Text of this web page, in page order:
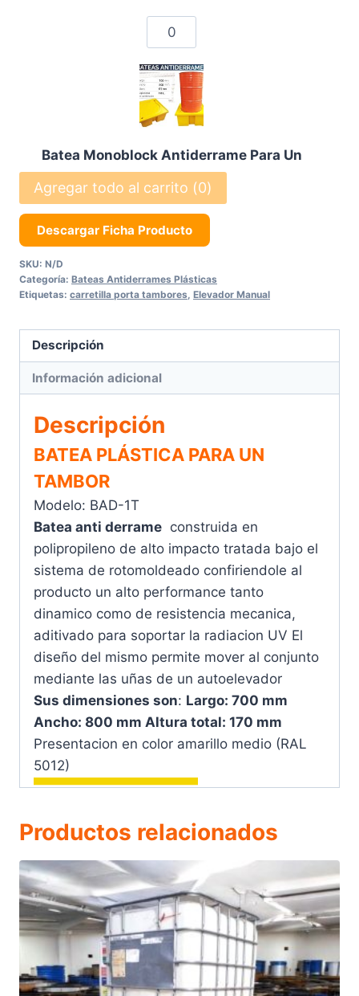
Batea
Monoblock
Antiderrame
Para
Un
cantidad
Batea Monoblock Antiderrame Para Un
Tambor – 380 mm
Batea
Antiderrame
Para
cantidad
Agregar todo al carrito (0)
Descargar Ficha Producto
SKU: N/D
Categoría: Bateas Antiderrames Plásticas
Etiquetas: carretilla porta tambores Elevador Manual
Descripción
Información adicional
Descripción
BATEA PLÁSTICA PARA UN
TAMBOR
Modelo: BAD-1T
Batea anti derrame construida en
polipropileno de alto impacto tratada bajo el
sistema de rotomoldeado confiriendole al
producto un alto performance tanto
dinamico como de resistencia mecanica,
aditivado para soportar la radiacion UV El
diseño del mismo permite mover al conjunto
mediante las uñas de un autoelevador
Sus dimensiones son: Largo: 700 mm
Ancho: 800 mm Altura total: 170 mm
Presentacion en color amarillo medio (RAL
5012)
Productos relacionados